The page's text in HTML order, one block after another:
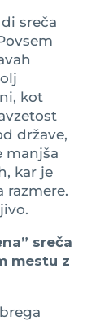
sreča
kot
države,
manjša
kar je
sreča
mestu z